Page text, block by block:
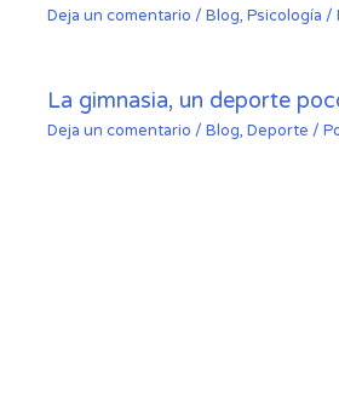
Deja un comentario / Blog, Psicología /
La gimnasia, un deporte
Deja un comentario / Blog, Deporte /